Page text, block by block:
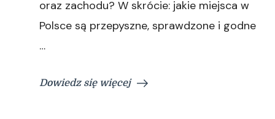
oraz zachodu? W skrócie: jakie miejsca w
Polsce są przepyszne, sprawdzone i godne
…
Dowiedz się więcej